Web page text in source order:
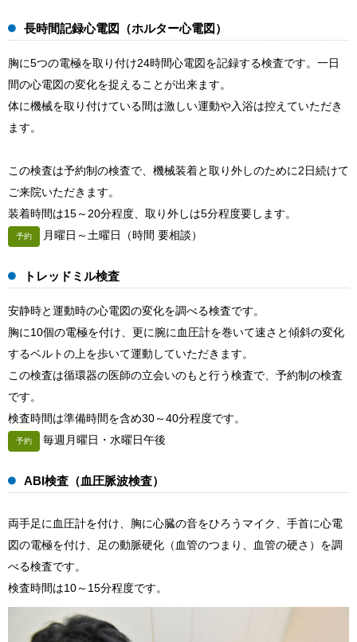
長時間記録心電図（ホルター心電図）
胸に5つの電極を取り付け24時間心電図を記録する検査です。一日
間の心電図の変化を捉えることが出来ます。
体に機械を取り付けている間は激しい運動や入浴は控えていただき
ます。
この検査は予約制の検査で、機械装着と取り外しのために2日続けて
ご来院いただきます。
装着時間は15～20分程度、取り外しは5分程度要します。
予約 月曜日～土曜日（時間 要相談）
トレッドミル検査
安静時と運動時の心電図の変化を調べる検査です。
胸に10個の電極を付け、更に腕に血圧計を巻いて速さと傾斜の変化
するベルトの上を歩いて運動していただきます。
この検査は循環器の医師の立会いのもと行う検査で、予約制の検査
です。
検査時間は準備時間を含め30～40分程度です。
予約 毎週月曜日・水曜日午後
ABI検査（血圧脈波検査）
両手足に血圧計を付け、胸に心臓の音をひろうマイク、手首に心電
図の電極を付け、足の動脈硬化（血管のつまり、血管の硬さ）を調
べる検査です。
検査時間は10～15分程度です。